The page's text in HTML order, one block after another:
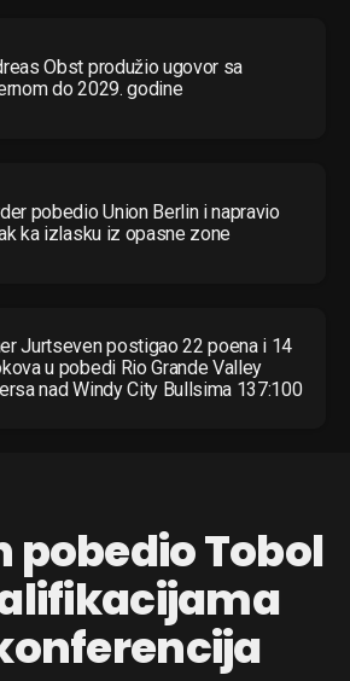
Obst produžio ugovor sa
do 2029. godine
pobedio Union Berlin i napravio
ka izlasku iz opasne zone
Jurtseven postigao 22 poena i 14
u pobedi Rio Grande Valley
nad Windy City Bullsima 137:100
pobedio Tobol